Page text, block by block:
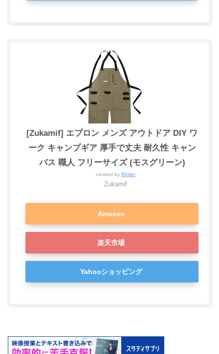
[Zukamif] エプロン メンズ アウトドア DIY ワ
ーク キャンプギア 厚手で丈夫 耐久性 キャン
バス 職人 フリーサイズ (モスグリーン)
created by Rinker
Zukamif
Amazon
楽天市場
Yahooショッピング